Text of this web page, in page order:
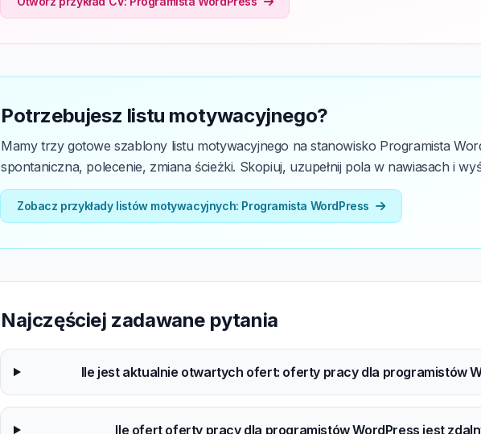
Potrzebujesz listu motywacyjnego?
Mamy trzy gotowe szablony listu motywacyjnego na stanowisko Programista
spontaniczna, polecenie, zmiana ścieżki. Skopiuj, uzupełnij pola w nawiasach i
Zobacz przykłady listów motywacyjnych: Programista WordPress
Najczęściej zadawane pytania
Ile jest aktualnie otwartych ofert: oferty pracy dla programistów
Ile ofert oferty pracy dla programistów WordPress jest